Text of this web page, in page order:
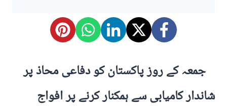
جمعہ کے روز پاکستان کو دفاعی محاذ پر
شاندار کامیابی سے ہمکنار کرنے پر افواج